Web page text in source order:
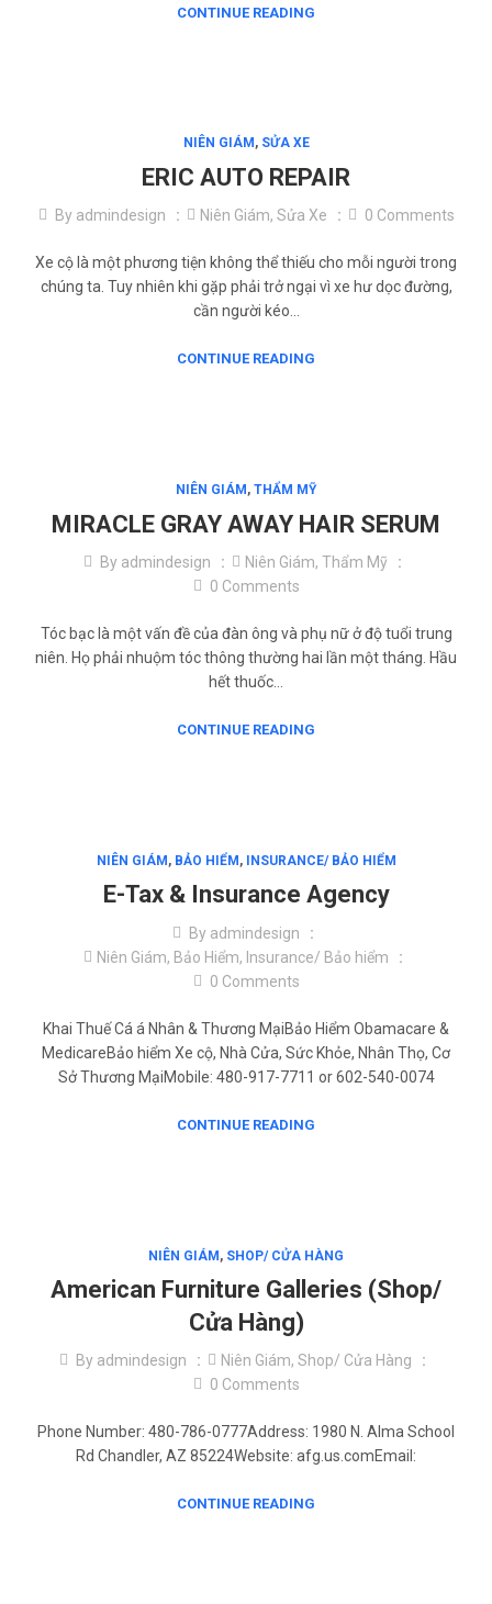
CONTINUE READING
NIÊN GIÁM , SỬA XE
ERIC AUTO REPAIR
By admindesign Niên Giám, Sửa Xe 0 Comments
Xe cộ là một phương tiện không thể thiếu cho mỗi người trong
chúng ta. Tuy nhiên khi gặp phải trở ngại vì xe hư dọc đường,
cần người kéo…
CONTINUE READING
NIÊN GIÁM , THẨM MỸ
MIRACLE GRAY AWAY HAIR SERUM
By admindesign Niên Giám, Thẩm Mỹ
0 Comments
Tóc bạc là một vấn đề của đàn ông và phụ nữ ở độ tuổi trung
niên. Họ phải nhuộm tóc thông thường hai lần một tháng. Hầu
hết thuốc…
CONTINUE READING
NIÊN GIÁM, BẢO HIỂM, INSURANCE/ BẢO HIỂM
E-Tax & Insurance Agency
By admindesign
Niên Giám, Bảo Hiểm, Insurance/ Bảo hiểm
0 Comments
Khai Thuế Cá á Nhân & Thương MạiBảo Hiểm Obamacare &
MedicareBảo hiểm Xe cộ, Nhà Cửa, Sức Khỏe, Nhân Thọ, Cơ
Sở Thương MạiMobile: 480-917-7711 or 602-540-0074
CONTINUE READING
NIÊN GIÁM, SHOP/ CỬA HÀNG
American Furniture Galleries (Shop/
Cửa Hàng)
By admindesign Niên Giám, Shop/ Cửa Hàng
0 Comments
Phone Number: 480-786-0777Address: 1980 N. Alma School
Rd Chandler, AZ 85224Website: afg.us.comEmail:
CONTINUE READING